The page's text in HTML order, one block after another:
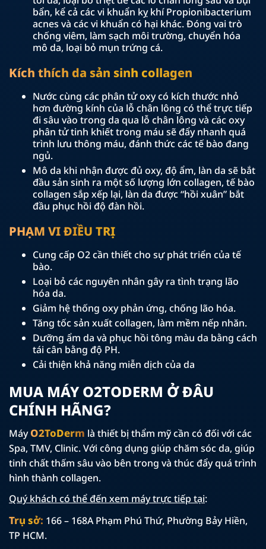
bẩn, kể cả các vi khuẩn kỵ khí Propionibacterium
acnes và các vi khuẩn có hại khác. Đóng vai trò
chống viêm, làm sạch môi trường, chuyển hóa
mô da, loại bỏ mụn trứng cá.
Kích thích da sản sinh collagen
Nước cùng các phân tử oxy có kích thước nhỏ
hơn đường kính của lỗ chân lông có thể trực tiếp
đi sâu vào trong da qua lỗ chân lông và các oxy
phân tử tinh khiết trong máu sẽ đẩy nhanh quá
trình lưu thông máu, đánh thức các tế bào đang
ngủ.
Mô da khi nhận được đủ oxy, độ ẩm, làn da sẽ bắt
đầu sản sinh ra một số lượng lớn collagen, tế bào
collagen sắp xếp lại, làn da được “hồi xuân” bắt
đầu phục hồi độ đàn hồi.
PHẠM VI ĐIỀU TRỊ
Cung cấp O2 cần thiết cho sự phát triển của tế
bào.
Loại bỏ các nguyên nhân gây ra tình trạng lão
hóa da.
Giảm hệ thống oxy phản ứng, chống lão hóa.
Tăng tốc sản xuất collagen, làm mềm nếp nhăn.
Dưỡng ẩm da và phục hồi tông màu da bằng cách
tái cân bằng độ PH.
Cải thiện khả năng miễn dịch của da
MUA MÁY O2TODERM Ở ĐÂU
CHÍNH HÃNG?
MáyO2ToDerm là thiết bị thẩm mỹ cần có đối với các
Spa, TMV, Clinic. Với công dụng giúp chăm sóc da, giúp
tinh chất thấm sâu vào bên trong và thúc đẩy quá trình
hình thành collagen.
Quý khách có thể đến xem máy trực tiếp tại:
Trụ sở: 166 – 168A Phạm Phú Thứ, Phường Bảy Hiền,
TP HCM.